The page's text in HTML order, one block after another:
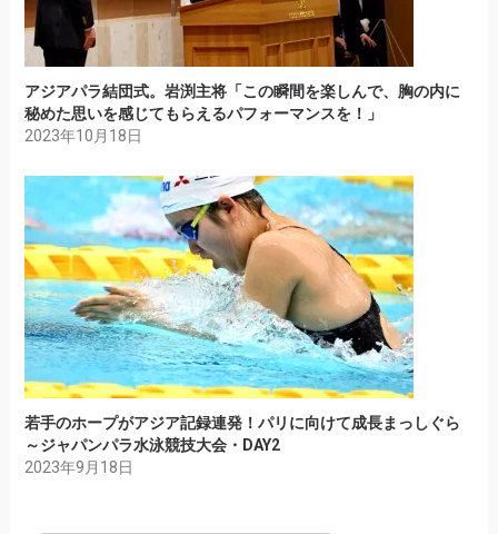
アジアパラ結団式。岩渕主将「この瞬間を楽しんで、胸の内に
秘めた思いを感じてもらえるパフォーマンスを！」
2023年10月18日
若手のホープがアジア記録連発！パリに向けて成長まっしぐら
～ジャパンパラ水泳競技大会・DAY2
2023年9月18日